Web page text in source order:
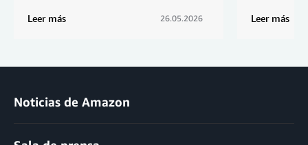
Leer más 26.05.2026 Leer más
Noticias de Amazon